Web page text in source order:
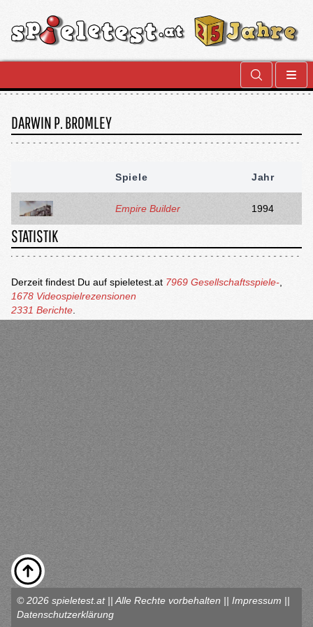
DARWIN P. BROMLEY
Spiele Jahr
Empire Builder 1994
STATISTIK
Derzeit findest Du auf spieletest.at 7969 Gesellschaftsspiele-
1678 Videospielrezensionen
2331 Berichte
© 2026 spieletest.at || Alle Rechte vorbehalten || Impressum ||
Datenschutzerklärung